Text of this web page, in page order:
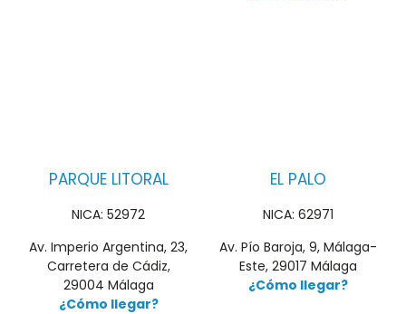
PARQUE LITORAL
NICA: 52972
Av. Imperio Argentina, 23,
Carretera de Cádiz,
29004 Málaga
¿Cómo llegar?
EL PALO
NICA: 62971
Av. Pío Baroja, 9, Málaga-
Este, 29017 Málaga
¿Cómo llegar?